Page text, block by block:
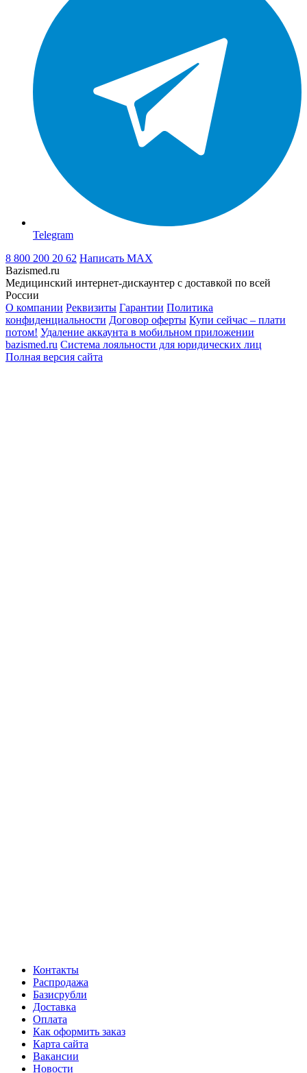
Telegram
8 800 200 20 62 Написать MAX
Bazismed.ru
Медицинский интернет-дискаунтер с доставкой по всей
России
О компании Реквизиты Гарантии Политика
конфиденциальности Договор оферты Купи сейчас – плати
потом! Удаление аккаунта в мобильном приложении
bazismed.ru Система лояльности для юридических лиц
Полная версия сайта
Контакты
Распродажа
Базисрубли
Доставка
Оплата
Как оформить заказ
Карта сайта
Вакансии
Новости